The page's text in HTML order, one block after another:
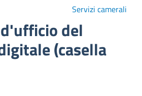
del
(casella
Servizi camerali